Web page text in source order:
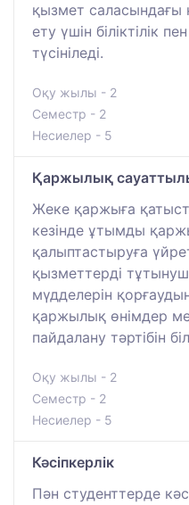
қызмет саласындағы
ету үшін біліктілік
түсініледі.
Оқу жылы - 2
Семестр - 2
Несиелер - 5
Қаржылық
Жеке қаржыға
кезінде ұтымды
қалыптастыруға
қызметтерді
мүдделерін
қаржылық өнімдер
пайдалану тәртібін
Оқу жылы - 2
Семестр - 2
Несиелер - 5
Кәсіпкерлік
Пән студенттерде